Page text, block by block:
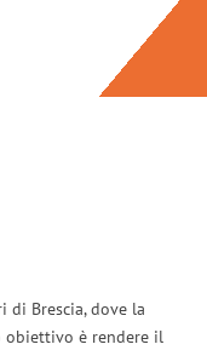
di Brescia, dove la
obiettivo è rendere il